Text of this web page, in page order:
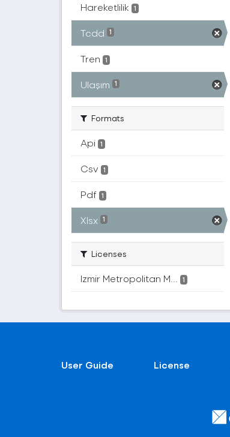
Hareketlilik 1
Tcdd 1
Tren 1
Ulaşım 1
Formats
Api 1
Csv 1
Pdf 1
Xlsx 1
Licenses
Izmir Metropolitan M... 1
User Guide License